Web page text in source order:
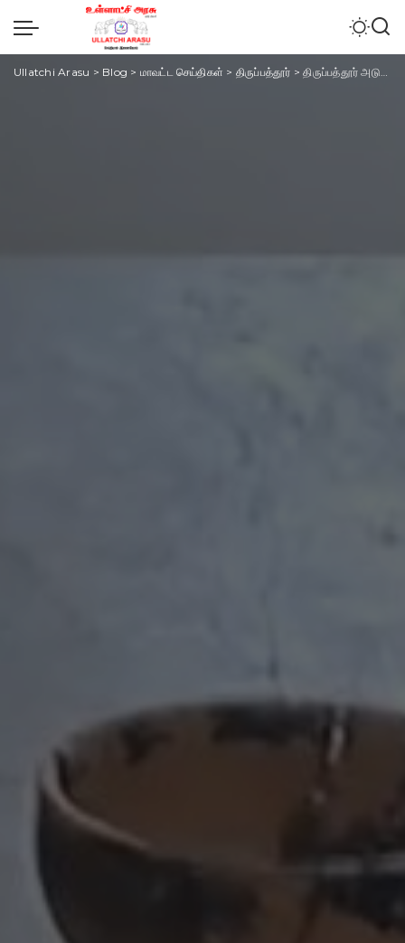
Ullatchi Arasu > Blog > மாவட்ட செய்திகள் > திருப்பத்தூர் >திருப்பத்தூர் அடுத்த கந்திலி அருகே 3000 ஆண்டுகளுக்கு முந்தைய மண் ஓடுகள் கண்டுபிடிப்பு